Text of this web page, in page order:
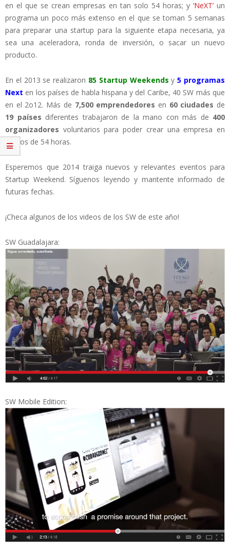
en el que se crean empresas en tan solo 54 horas; y ‘NeXT’ un
programa un poco más extenso en el que se toman 5 semanas
para preparar una startup para la siguiente etapa necesaria, ya
sea una aceleradora, ronda de inversión, o sacar un nuevo
producto.
En el 2013 se realizaron 85 Startup Weekends y5 programas
Next en los países de habla hispana y del Caribe, 40 SW más que
en el 2o12. Más de 7,500 emprendedores en 60 ciudades de
19 países diferentes trabajaron de la mano con más de 400
organizadores voluntarios para poder crear una empresa en
menos de 54 horas.
Esperemos que 2014 traiga nuevos y relevantes eventos para
Startup Weekend. Síguenos leyendo y mantente informado de
futuras fechas.
¡Checa algunos de los videos de los SW de este año!
SW Guadalajara:
SW Mobile Edition: